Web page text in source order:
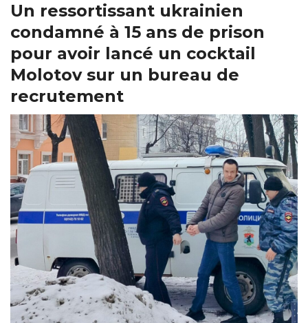
Un ressortissant ukrainien
condamné à 15 ans de prison
pour avoir lancé un cocktail
Molotov sur un bureau de
recrutement